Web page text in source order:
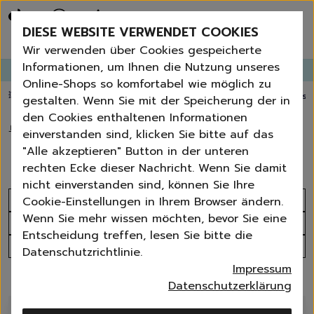
Bestseller
Angebote der Woche
Neu
Essentials für dein Zuhause
Universal & Ökoprodukte
Spring by Jenna
Sets
Reiniger
Küche
Bad | WC
Fenster | Glas | Spiegel
Möbelreiniger
Bodenreiniger
Wischmopps | Besen |
Außenreiniger
Bürsten
Zubehör
Nature All - Öko Reinigung
Erneut bestellen
GANGLETTERabonnieren undbis zu 30%Rabatt erhalten!
💥 Fugenbürste gratis ab 60 € Bestellwert⭐️ 4,8 TrustPilot score📦
🏠 Reiniger Bodenreiniger
Bodenreiniger
Sortieren nach
Produktanzahl
Alle Filter
14 Produkte
DIESE WEBSITE VERWENDET COOKIES
Wir verwenden über Cookies gespeicherte
Informationen, um Ihnen die Nutzung unseres
Online-Shops so komfortabel wie möglich zu
gestalten. Wenn Sie mit der Speicherung der in
den Cookies enthaltenen Informationen
einverstanden sind, klicken Sie bitte auf das
"Alle akzeptieren" Button in der unteren
rechten Ecke dieser Nachricht. Wenn Sie damit
nicht einverstanden sind, können Sie Ihre
Cookie-Einstellungen in Ihrem Browser ändern.
Wenn Sie mehr wissen möchten, bevor Sie eine
Entscheidung treffen, lesen Sie bitte die
Datenschutzrichtlinie.
Impressum
Datenschutzerklärung